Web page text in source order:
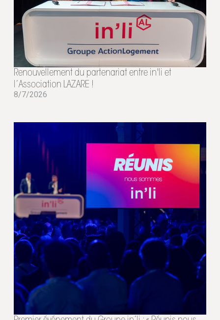
Renouvellement du partenariat entre in'li et
l’Association LAZARE !
8/7/2026